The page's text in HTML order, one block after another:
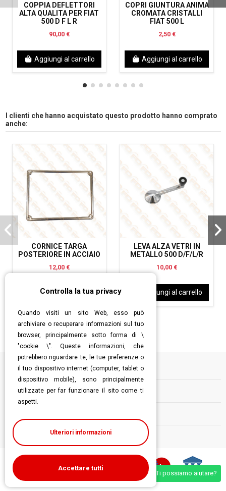
COPPIA DEFLETTORI
ALTA QUALITA PER FIAT
500 D F L R
90,00 €
Aggiungi al carrello
COPRI GIUNTURA ANIMA
CROMATA CRISTALLI
FIAT 500 L
2,50 €
Aggiungi al carrello
I clienti che hanno acquistato questo prodotto hanno comprato
anche:
CORNICE TARGA
POSTERIORE IN ACCIAIO
12,00 €
Aggiungi al carrello
LEVA ALZA VETRI IN
METALLO 500 D/F/L/R
10,00 €
Aggiungi al carrello
Informazioni
Follow us
Ti possiamo aiutare?
Controlla la tua privacy
Quando visiti un sito Web, esso può
archiviare o recuperare informazioni sul tuo
browser, principalmente sotto forma di \
"cookie \". Queste informazioni, che
potrebbero riguardare te, le tue preferenze o
il tuo dispositivo internet (computer, tablet o
dispositivo mobile), sono principalmente
utilizzate per far funzionare il sito come ti
aspetti.
Ulteriori informazioni
Accettare tutti